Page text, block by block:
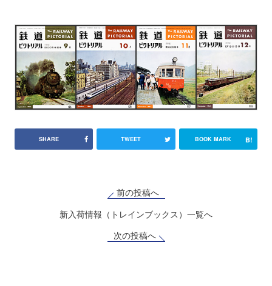
SHARE TWEET BOOK MARK B!
前の投稿へ
新入荷情報（トレインブックス）一覧へ
次の投稿へ